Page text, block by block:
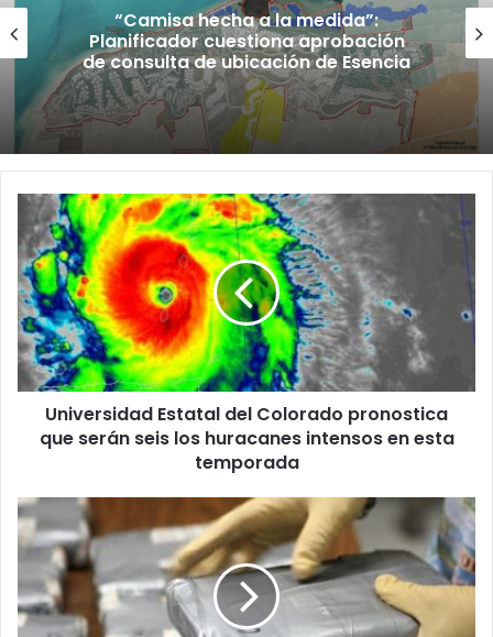
“Camisa hecha a la medida”:
Planificador cuestiona aprobación
de consulta de ubicación de Esencia
Universidad
Estatal
del
Colorado
pronostica
que
serán
seis
los
huracanes
intensos
temporada
Universidad Estatal del Colorado pronostica
que serán seis los huracanes intensos en esta
temporada
Puerto
Rico
sigue
siendo
trampolín
para